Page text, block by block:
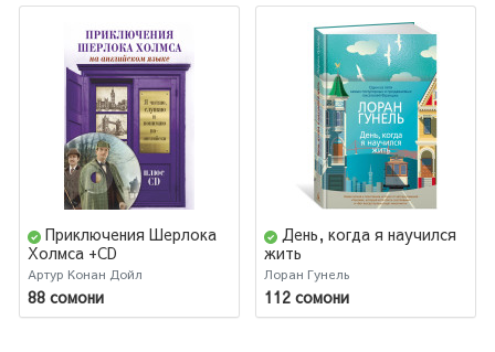
Приключения Шерлока
Холмса +CD
Артур Конан Дойл
88 сомони
День, когда я научился
жить
Лоран Гунель
112 сомони